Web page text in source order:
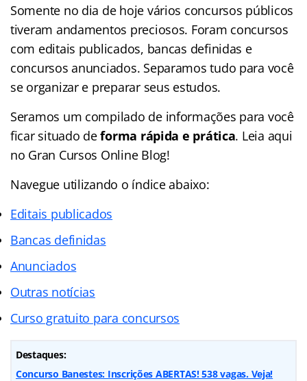
Somente no dia de hoje vários concursos públicos
tiveram andamentos preciosos. Foram concursos
com editais publicados, bancas definidas e
concursos anunciados. Separamos tudo para você
se organizar e preparar seus estudos.
Seramos um compilado de informações para você
ficar situado deforma rápida e prática. Leia aqui
no Gran Cursos Online Blog!
Navegue utilizando o índiceabaixo:
Editais publicados
Bancas definidas
Anunciados
Outras notícias
Curso gratuito para concursos
Destaques:
Concurso Banestes: Inscrições ABERTAS! 538 vagas. Veja!